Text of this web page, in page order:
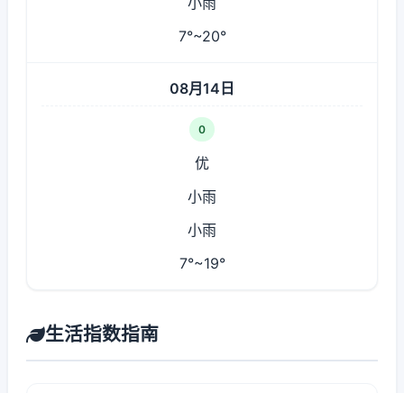
7°~20°
08月14日
0
优
小雨
小雨
7°~19°
生活指数指南